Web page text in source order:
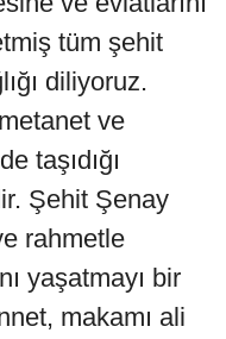
tüm şehit
diliyoruz.
ve
taşıdığı
Şehit Şenay
rahmetle
yaşatmayı bir
makamı ali